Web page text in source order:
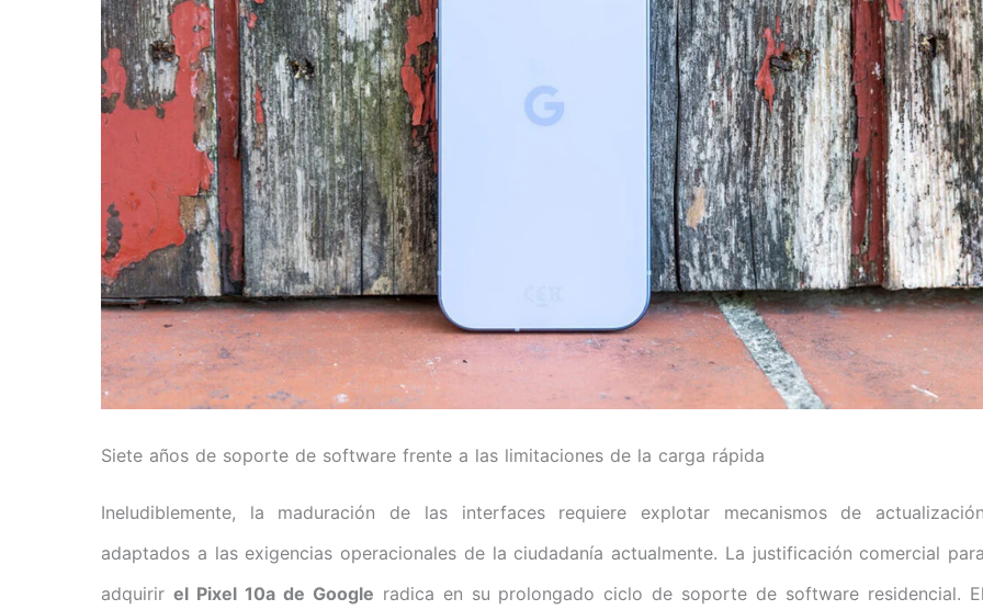
Siete años de soporte de software frente a las limitaciones de la carga rápida
Ineludiblemente, la maduración de las interfaces requiere explotar mecanismos de actualización
adaptados a las exigencias operacionales de la ciudadanía actualmente. La justificación comercial para
adquirir el Pixel 10a de Google radica en su prolongado ciclo de soporte de software residencial. El